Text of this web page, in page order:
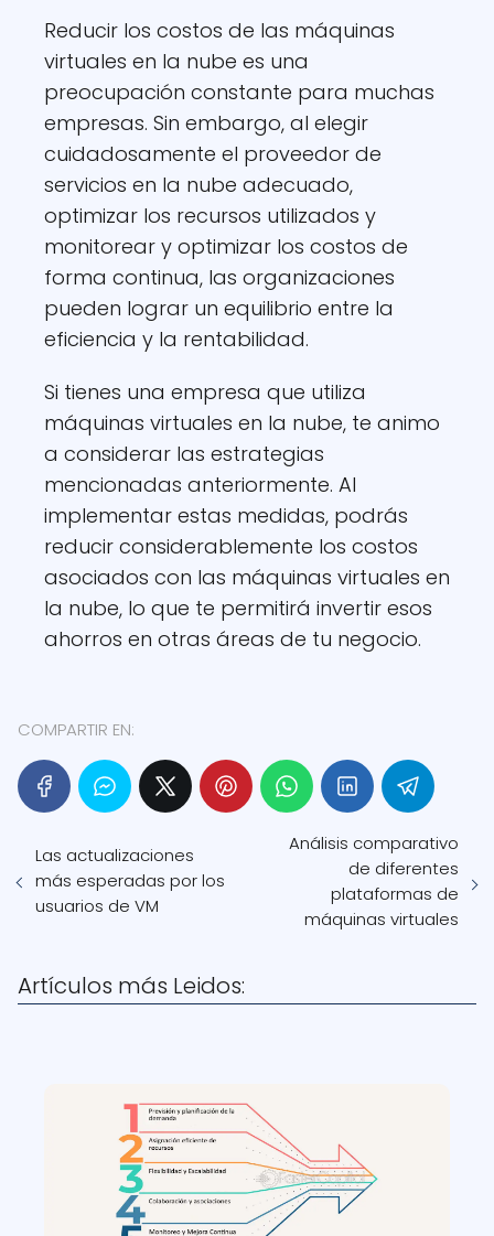
Reducir los costos de las máquinas
virtuales en la nube es una
preocupación constante para muchas
empresas. Sin embargo, al elegir
cuidadosamente el proveedor de
servicios en la nube adecuado,
optimizar los recursos utilizados y
monitorear y optimizar los costos de
forma continua, las organizaciones
pueden lograr un equilibrio entre la
eficiencia y la rentabilidad.
Si tienes una empresa que utiliza
máquinas virtuales en la nube, te animo
a considerar las estrategias
mencionadas anteriormente. Al
implementar estas medidas, podrás
reducir considerablemente los costos
asociados con las máquinas virtuales en
la nube, lo que te permitirá invertir esos
ahorros en otras áreas de tu negocio.
COMPARTIR EN:
Las actualizaciones
más esperadas por los
usuarios de VM
Análisis comparativo
de diferentes
plataformas de
máquinas virtuales
Artículos más Leidos: